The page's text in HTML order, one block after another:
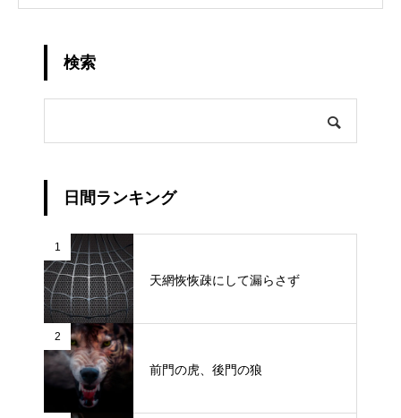
検索
日間ランキング
1
天網恢恢疎にして漏らさず
2
前門の虎、後門の狼